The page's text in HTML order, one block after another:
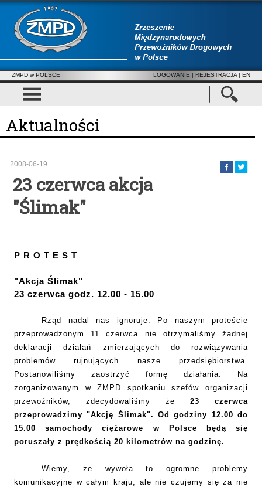
ZMPD w POLSCE LOGOWANIE | REJESTRACJA | EN
Aktualności
2008-06-19
23 czerwca akcja
"Ślimak"
P R O T E S T
"Akcja Ślimak"
23 czerwca godz. 12.00 - 15.00
Rząd nadal nas ignoruje. Po naszym proteście
przeprowadzonym 11 czerwca nie otrzymaliśmy żadnej
deklaracji działań zmierzających do rozwiązywania
problemów rujnujących nasze przedsiębiorstwa.
Postanowiliśmy zaostrzyć formę działania. Na
zorganizowanym w ZMPD spotkaniu szefów organizacji
przewoźników, zdecydowaliśmy że 23 czerwca
przeprowadzimy "Akcję Ślimak".
Od godziny 12.00 do
15.00 samochody ciężarowe w Polsce będą się
poruszały z prędkością 20 kilometrów na godzinę.
Wiemy, że wywoła to ogromne problemy
komunikacyjne w całym kraju, ale nie czujemy się za nie